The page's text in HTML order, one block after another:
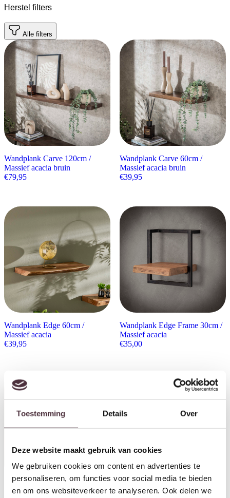
Toestemming Details Over
Deze website maakt gebruik van cookies
We gebruiken cookies om content en advertenties te
personaliseren, om functies voor social media te bieden
en om ons websiteverkeer te analyseren. Ook delen we
Herstel filters
Alle filters
Wandplank Carve 120cm /
Massief acacia bruin
€79,95
Wandplank Carve 60cm /
Massief acacia bruin
€39,95
Wandplank Edge 60cm /
Massief acacia
€39,95
Wandplank Edge Frame 30cm /
Massief acacia
€35,00
Starfurn Wandrek Mae Zwart
Wandplank Carve 90cm /